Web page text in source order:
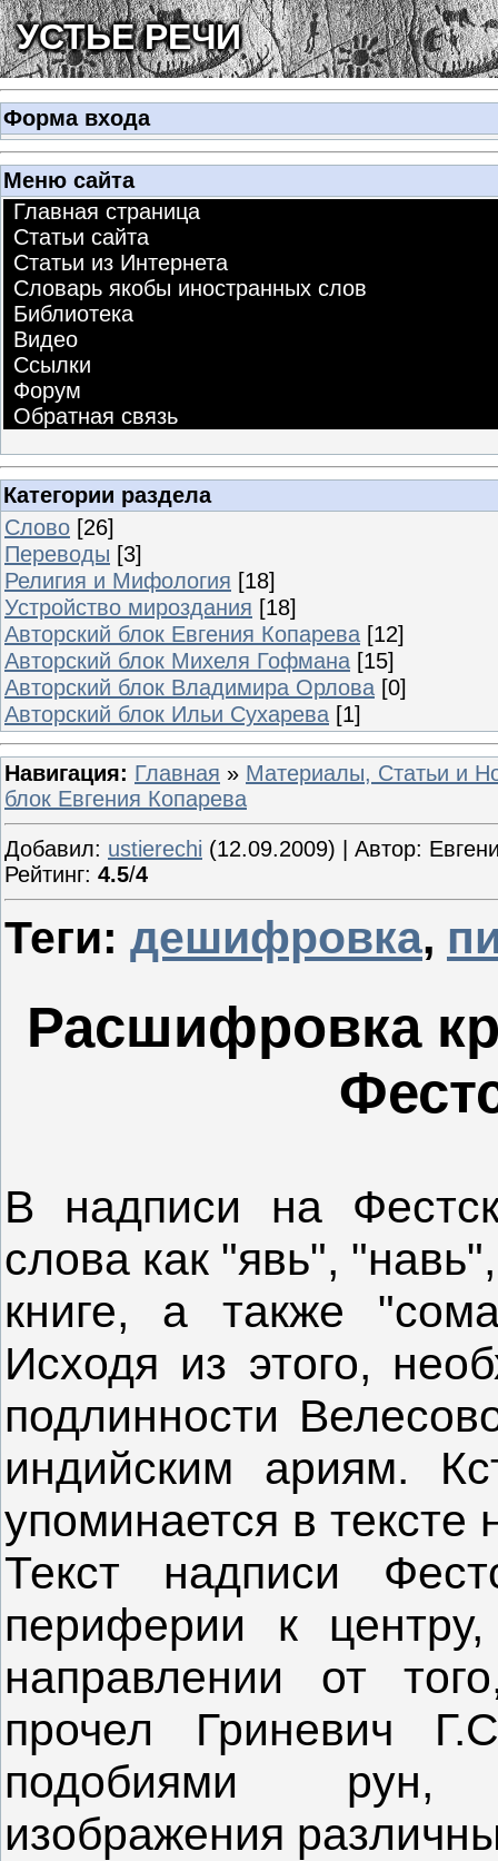
УСТЬЕ РЕЧИ
Форма входа
Меню сайта
Главная страница
Статьи сайта
Статьи из Интернета
Словарь якобы иностранных слов
Библиотека
Видео
Ссылки
Форум
Обратная связь
Категории раздела
Слово [26]
Переводы [3]
Религия и Мифология [18]
Устройство мироздания [18]
Авторский блок Евгения Копарева [12]
Авторский блок Михеля Гофмана [15]
Авторский блок Владимира Орлова [0]
Авторский блок Ильи Сухарева [1]
Навигация: Главная » Материалы, Статьи и
блок Евгения Копарева
Добавил: ustierechi (12.09.2009) | Автор:
Рейтинг: 4.5/4
Теги: дешифровка,
Расшифровка
В надписи на
слова как "явь",
книге, а также
Исходя из этого,
подлинности
индийским ариям.
упоминается в тексте
Текст надписи
периферии к
направлении от
прочел Гриневич
подобиями рун,
изображения